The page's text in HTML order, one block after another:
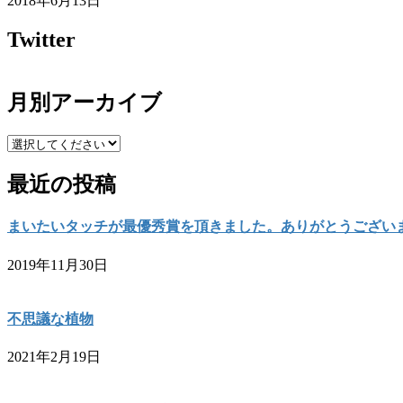
Twitter
月別アーカイブ
最近の投稿
まいたいタッチが最優秀賞を頂きました。ありがとうござい
2019年11月30日
不思議な植物
2021年2月19日